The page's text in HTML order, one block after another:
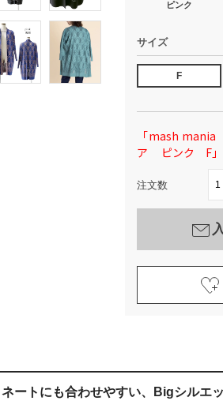
ピンク
サイズ
F
「mash
ア ピンク F」
注文数
ートにも合わせやすい、 Bigシルエ